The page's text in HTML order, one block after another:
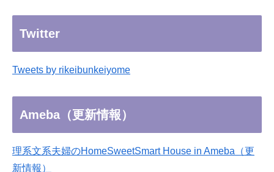
Twitter
Tweets by rikeibunkeiyome
Ameba（更新情報）
理系文系夫婦のHomeSweetSmart House in Ameba（更
新情報）